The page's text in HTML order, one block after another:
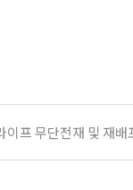
프 무단전재 및 재배